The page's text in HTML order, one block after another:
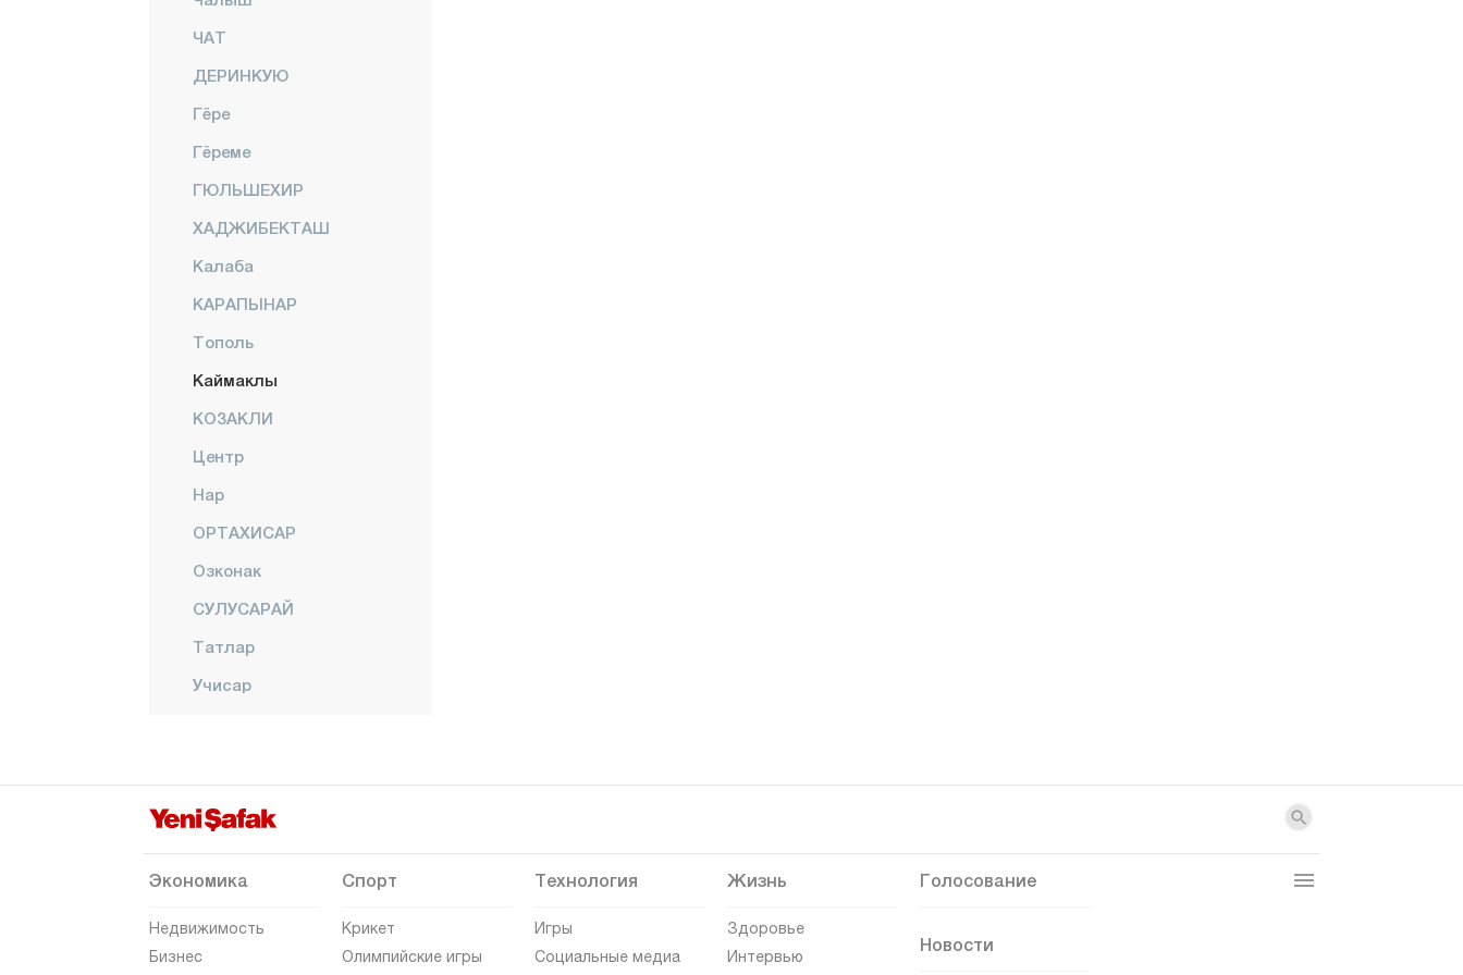
ЧАТ
ДЕРИНКУЮ
Гёре
Гёреме
ГЮЛЬШЕХИР
ХАДЖИБЕКТАШ
Калаба
КАРАПЫНАР
Тополь
Каймаклы
КОЗАКЛИ
Центр
Нар
ОРТАХИСАР
Озконак
СУЛУСАРАЙ
Татлар
Учисар
Орду
Османие
Сакарья
Экономика
Недвижимость
Бизнес
Спорт
Крикет
Олимпийские игры
Технология
Игры
Социальные медиа
Жизнь
Здоровье
Интервью
Голосование
Новости